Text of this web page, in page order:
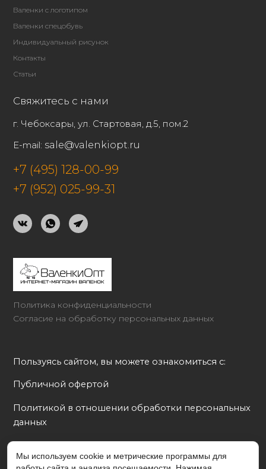
Мы используем cookie и метрические программы для
Политика конфиденциальности
Согласие на обработку персональных данных
Пользуясь сайтом, вы можете ознакомиться с:
Публичной офертой
Политикой в отношении обработки персональных
данных
Валенки с логотипом
Валенки спецобувь
Индивидуальный рисунок
Контакты
Статьи
Свяжитесь с нами
г. Чебоксары, ул. Стартовая, д.5, пом.2
E-mail: sale@valenkiopt.ru
+7 (495) 128-00-99
+7 (952) 025-99-31